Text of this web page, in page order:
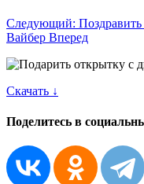
Следующий:
Вайбер Вперед
Скачать ↓
Поделитесь в